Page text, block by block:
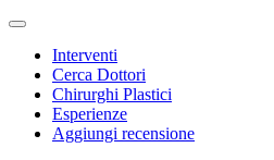
Interventi
Cerca Dottori
Chirurghi Plastici
Esperienze
Aggiungi recensione